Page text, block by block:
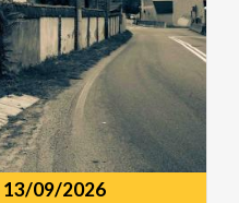
13/09/2026